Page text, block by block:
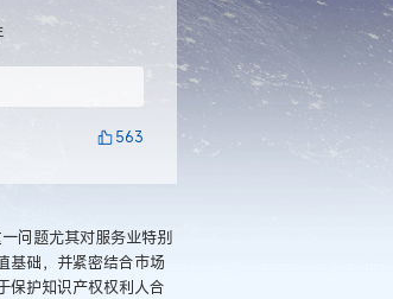
563
问题尤其对服务业特别
基础，并紧密结合市场
保护知识产权权利人合